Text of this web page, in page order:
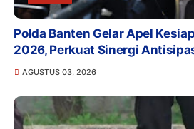
Polda Banten Gelar Apel
2026, Perkuat Sinergi
AGUSTUS 03, 2026